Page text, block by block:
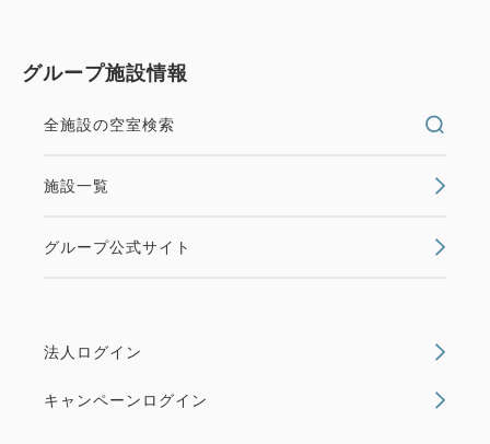
グループ施設情報
全施設の空室検索
施設一覧
グループ公式サイト
法人ログイン
キャンペーンログイン